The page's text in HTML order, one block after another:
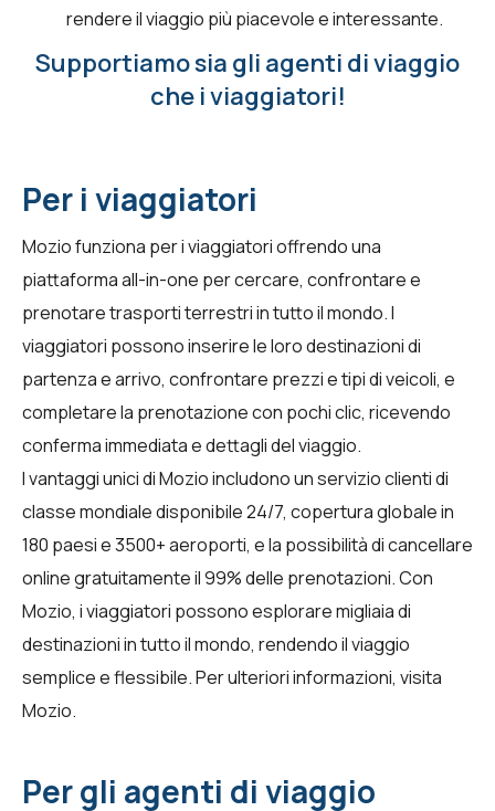
rendere il viaggio più piacevole e interessante.
Supportiamo sia gli agenti di viaggio
che i viaggiatori!
Per i viaggiatori
Mozio funziona per i viaggiatori offrendo una
piattaforma all-in-one per cercare, confrontare e
prenotare trasporti terrestri in tutto il mondo. I
viaggiatori possono inserire le loro destinazioni di
partenza e arrivo, confrontare prezzi e tipi di veicoli, e
completare la prenotazione con pochi clic, ricevendo
conferma immediata e dettagli del viaggio.
I vantaggi unici di Mozio includono un servizio clienti di
classe mondiale disponibile 24/7, copertura globale in
180 paesi e 3500+ aeroporti, e la possibilità di cancellare
online gratuitamente il 99% delle prenotazioni. Con
Mozio, i viaggiatori possono esplorare migliaia di
destinazioni in tutto il mondo, rendendo il viaggio
semplice e flessibile. Per ulteriori informazioni, visita
Mozio.
Per gli agenti di viaggio